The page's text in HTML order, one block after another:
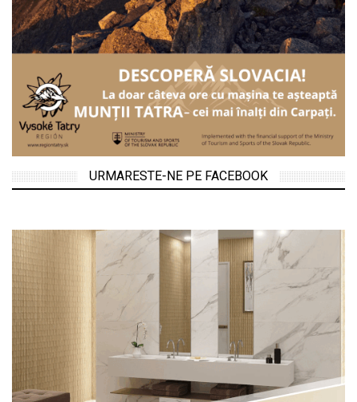
URMARESTE-NE PE FACEBOOK